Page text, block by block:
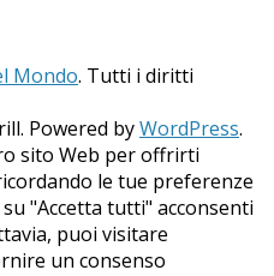
Mondo. Tutti i diritti
Powered byWordPress.
sito Web per offrirti
le tue preferenze
"Accetta tutti" acconsenti
puoi visitare
un consenso